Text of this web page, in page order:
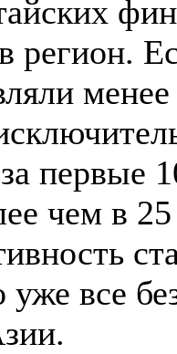
регион.
первые
чем в
уже все